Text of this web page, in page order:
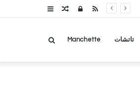
عمودمقالتسجيلRSS
تاتشات Manchette بحث